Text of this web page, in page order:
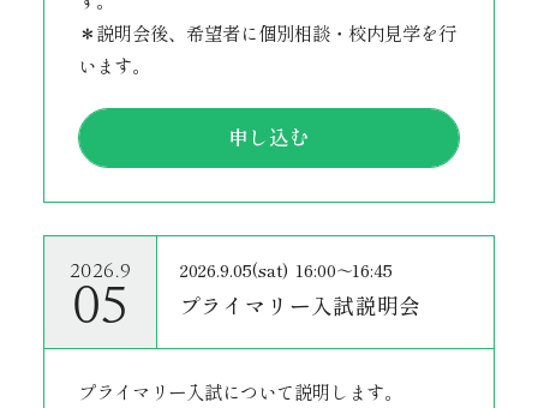
＊説明会後、希望者に個別相談・校内見学を行
います。
申し込む
2026.9
05
2026.9.05(sat) 16:00～16:45
プライマリー入試説明会
プライマリー入試について説明します。